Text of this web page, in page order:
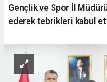
Gençlik ve Spor İl
ederek tebrikleri kabul